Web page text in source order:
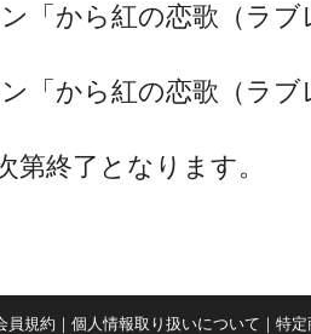
「から紅の恋歌（ラ
「から紅の恋歌（ラ
終了となります。
員規約 ｜ 個人情報取り扱いについて ｜ 特定